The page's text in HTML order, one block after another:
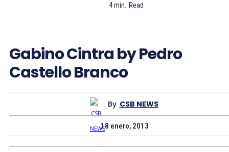
4min. Read
Gabino Cintra by Pedro
Castello Branco
By CSB NEWS
18 enero, 2013